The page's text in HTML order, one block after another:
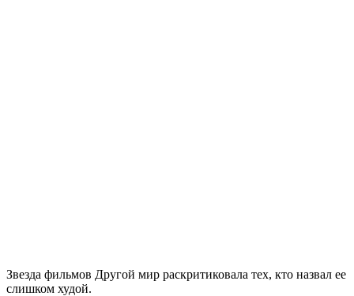
Звезда фильмов Другой мир раскритиковала тех, кто назвал ее
слишком худой.